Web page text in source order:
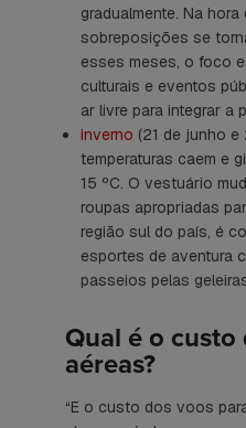
gradualmente. Na
sobreposições se
esses meses, o foco
culturais e eventos
ar livre para integrar a
inverno (21 de junho e
temperaturas caem e
15 ºC. O vestuário
roupas apropriadas
região sul do país, é
esportes de aventura
passeios pelas
Qual é o custo
aéreas?
“E o custo dos voos